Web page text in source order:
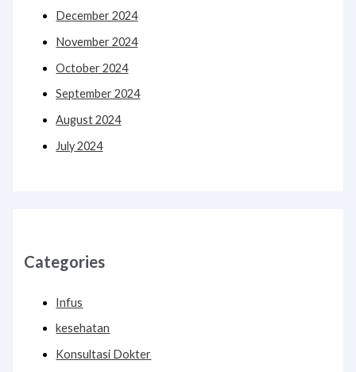
December 2024
November 2024
October 2024
September 2024
August 2024
July 2024
Categories
Infus
kesehatan
Konsultasi Dokter